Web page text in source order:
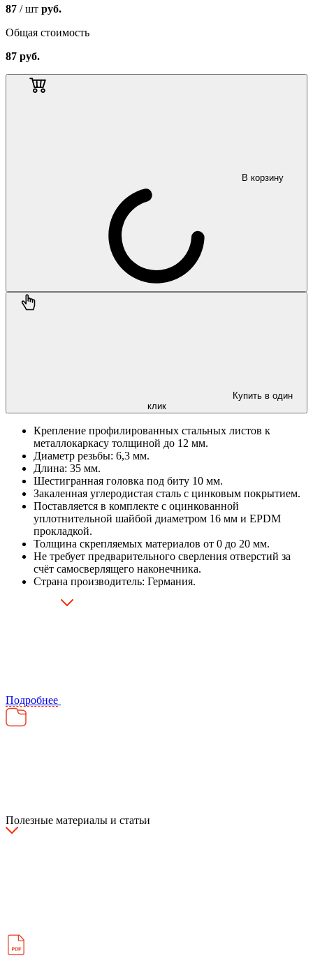
87 / шт руб.
Общая стоимость
87 руб.
В корзину
Купить в один
клик
Крепление профилированных стальных листов к
металлокаркасу толщиной до 12 мм.
Диаметр резьбы: 6,3 мм.
Длина: 35 мм.
Шестигранная головка под биту 10 мм.
Закаленная углеродистая сталь с цинковым покрытием.
Поставляется в комплекте с оцинкованной
уплотнительной шайбой диаметром 16 мм и EPDM
прокладкой.
Толщина скрепляемых материалов от 0 до 20 мм.
Не требует предварительного сверления отверстий за
счёт самосверлящего наконечника.
Страна производитель: Германия.
Подробнее
Полезные материалы и статьи